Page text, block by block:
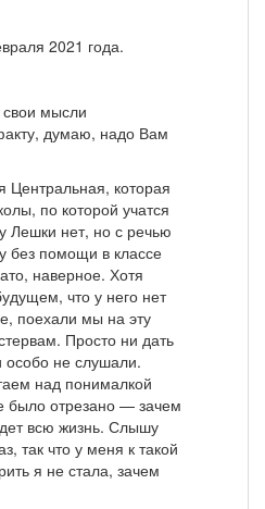
2021 года.
свои мысли
думаю, надо Вам
Центральная, которая
по которой учатся
Лешки нет, но с речью
без помощи в классе
наверное. Хотя
что у него нет
поехали мы на эту
Просто ни дать
особо не слушали.
над понималкой
было отрезано — зачем
всю жизнь. Слышу
так что у меня к такой
я не стала, зачем